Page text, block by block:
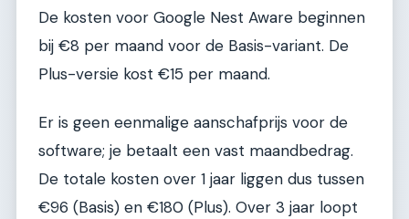
De kosten voor Google Nest Aware beginnen
bij €8 per maand voor de Basis-variant. De
Plus-versie kost €15 per maand.
Er is geen eenmalige aanschafprijs voor de
software; je betaalt een vast maandbedrag.
De totale kosten over 1 jaar liggen dus tussen
€96 (Basis) en €180 (Plus). Over 3 jaar loopt